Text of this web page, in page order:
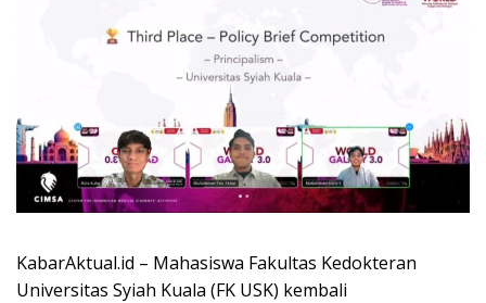
KabarAktual.id – Mahasiswa Fakultas Kedokteran
Universitas Syiah Kuala (FK USK) kembali